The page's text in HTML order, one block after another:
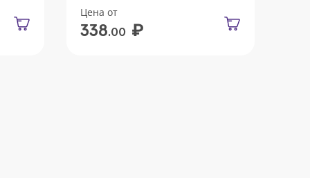
Цена от
338.00 ₽